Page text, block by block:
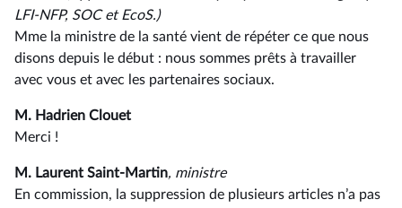
LFI-NFP, SOC et EcoS.)
Mme la ministre de la santé vient de répéter ce que nous
disons depuis le début : nous sommes prêts à travailler
avec vous et avec les partenaires sociaux.
M. Hadrien Clouet
Merci !
M. Laurent Saint-Martin, ministre
En commission, la suppression de plusieurs articles n’a pas